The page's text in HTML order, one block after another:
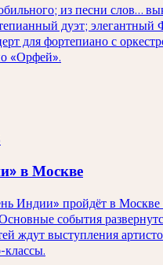
из песни слов…
дуэт; элегантный
для фортепиано с
«Орфей».
в Москве
Индии» пройдёт в Москве
события
ждут выступления
классы.